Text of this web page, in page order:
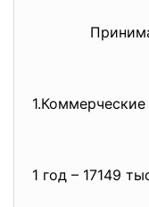
Принимаем
1 год – 17149